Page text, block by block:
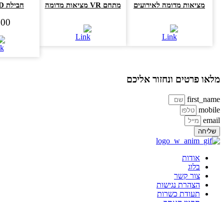
מציאות מדומה לאירועים מתחם VR מציאות מדומה חבילת VR GOLD
פרטים ונחזור אליכם
שליחה
אודות
בלוג
צור קשר
הצהרת נגישות
תעודת כשרות